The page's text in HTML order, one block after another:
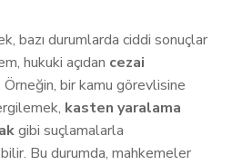
bazı durumlarda ciddi sonuçlar
hukuki açıdan cezai
bir kamu görevlisine
kasten yaralama
gibi suçlamalarla
Bu durumda, mahkemeler